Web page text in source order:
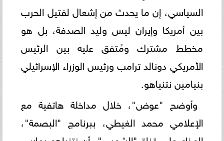
السياسي، إن ما يحدث من إشعال لفتيل الحرب
بين أمريكا وإيران ليس وليد الصدفة، بل هو
مخطط مشترك ومُتفق عليه بين الرئيس
الأمريكي دونالد ترامب ورئيس الوزراء الإسرائيلي
بنيامين نتنياهو.
​وأوضح "عوض"، خلال مداخلة هاتفية مع
الإعلامي محمد الغيطي، ببرنامج "البصمة"،